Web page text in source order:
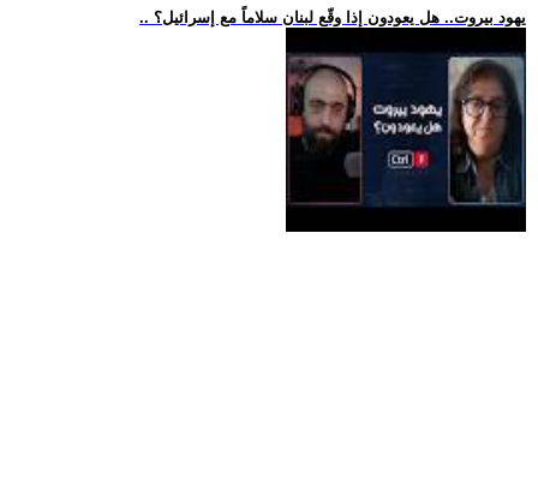
.. يهود بيروت.. هل يعودون إذا وقّع لبنان سلاماً مع إسرائيل؟